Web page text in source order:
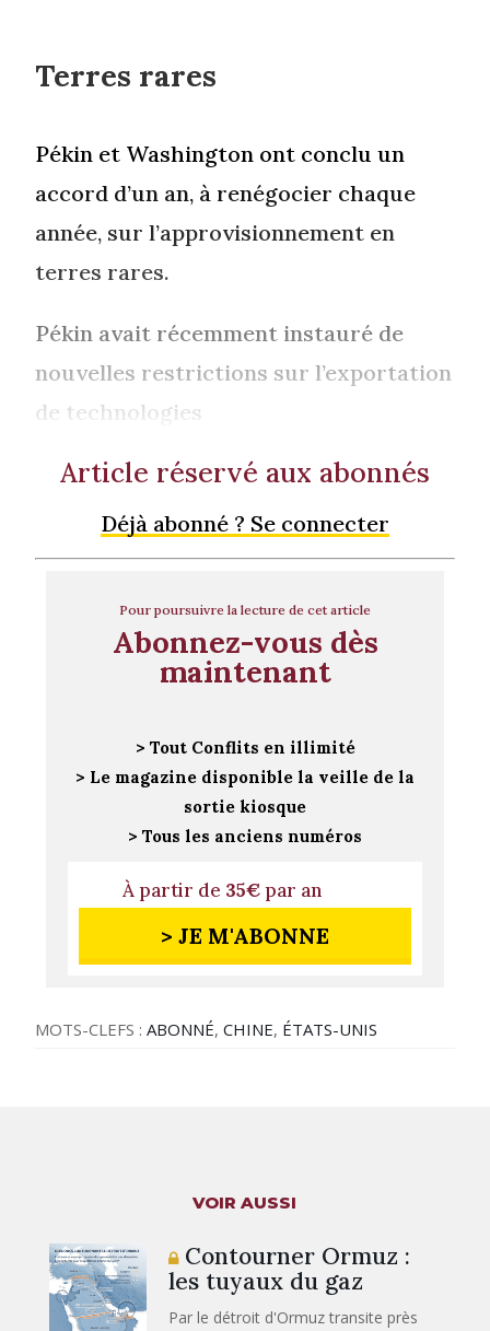
Terres rares
Pékin et Washington ont conclu un
accord d’un an, à renégocier chaque
année, sur l’approvisionnement en
terres rares.
Pékin avait récemment instauré de
nouvelles restrictions sur l’exportation
de technologies
Article réservé aux abonnés
Déjà abonné ? Se connecter
Pour poursuivre la lecture de cet article
Abonnez-vous dès
maintenant
> Tout Conflits en illimité
> Le magazine disponible la veille de la
sortie kiosque
> Tous les anciens numéros
À partir de 35€par an
> JE M'ABONNE
MOTS-CLEFS :ABONNÉ,CHINE, ÉTATS-UNIS
VOIR AUSSI
Contourner Ormuz :
les tuyaux du gaz
Par le détroit d'Ormuz transite près